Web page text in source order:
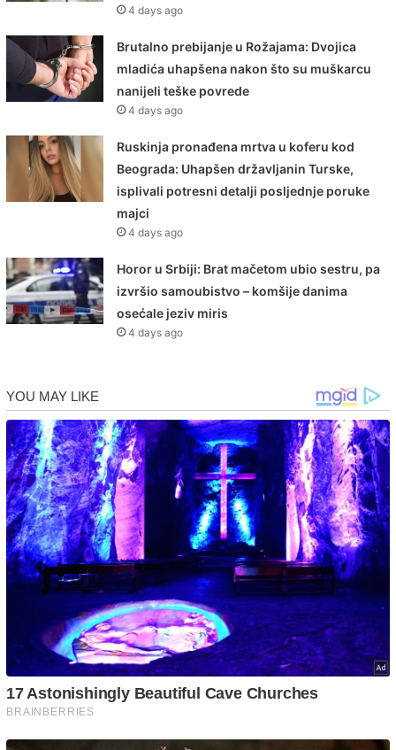
4 days ago
Brutalno prebijanje u Rožajama: Dvojica
mladića uhapšena nakon što su muškarcu
nanijeli teške povrede
4 days ago
Ruskinja pronađena mrtva u koferu kod
Beograda: Uhapšen državljanin Turske,
isplivali potresni detalji posljednje poruke
majci
4 days ago
Horor u Srbiji: Brat mačetom ubio sestru, pa
izvršio samoubistvo – komšije danima
osećale jeziv miris
4 days ago